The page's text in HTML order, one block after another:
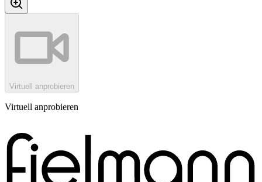
Virtuell anprobieren
Virtuell anprobieren